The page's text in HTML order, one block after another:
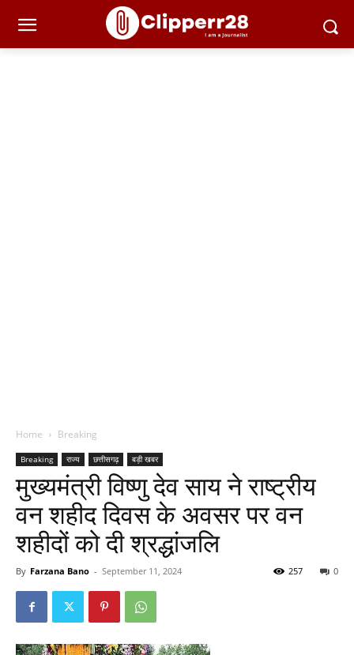
Home Breaking
Breaking राज्य छत्तीसगढ़ बड़ी खबर
मुख्यमंत्री विष्णु देव साय ने राष्ट्रीय
वन शहीद दिवस के अवसर पर वन
शहीदों को दी श्रद्धांजलि
By Farzana Bano - September 11, 2024 0
257